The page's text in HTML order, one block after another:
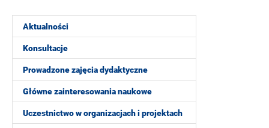
Aktualności
Konsultacje
Prowadzone zajęcia dydaktyczne
Główne zainteresowania naukowe
Uczestnictwo w organizacjach i projektach